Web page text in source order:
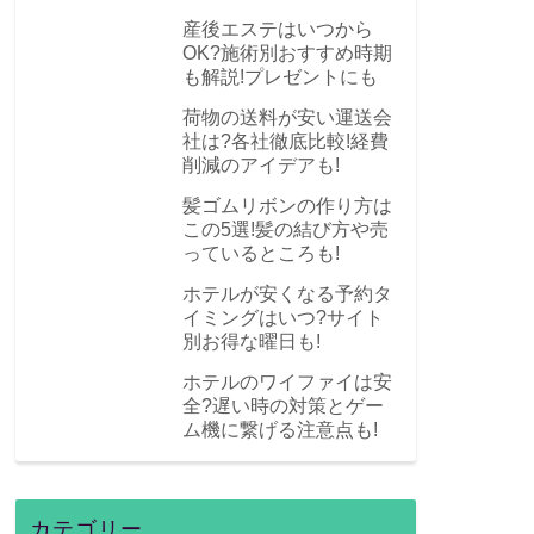
産後エステはいつから
OK?施術別おすすめ時期
も解説!プレゼントにも
荷物の送料が安い運送会
社は?各社徹底比較!経費
削減のアイデアも!
髪ゴムリボンの作り方は
この5選!髪の結び方や売
っているところも!
ホテルが安くなる予約タ
イミングはいつ?サイト
別お得な曜日も!
ホテルのワイファイは安
全?遅い時の対策とゲー
ム機に繋げる注意点も!